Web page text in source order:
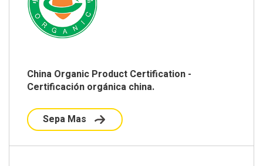
China Organic Product Certification -
Certificación orgánica china.
Sepa Mas